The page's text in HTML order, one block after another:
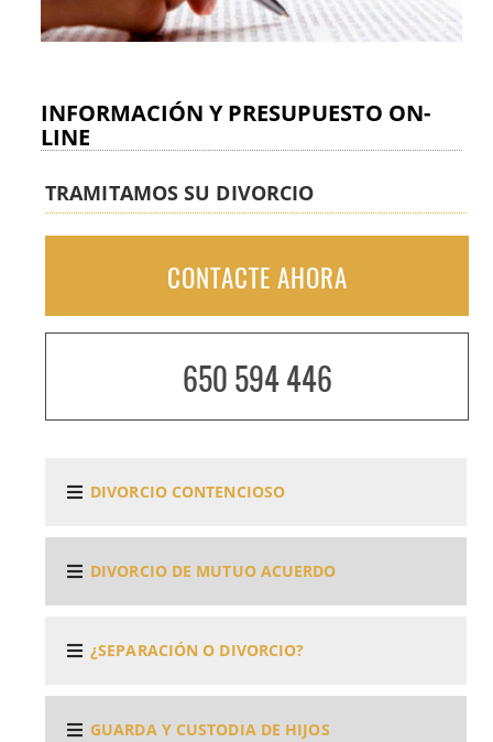
INFORMACIÓN Y PRESUPUESTO ON-
LINE
TRAMITAMOS SU DIVORCIO
CONTACTE AHORA
650 594 446
DIVORCIO CONTENCIOSO
DIVORCIO DE MUTUO ACUERDO
¿SEPARACIÓN O DIVORCIO?
GUARDA Y CUSTODIA DE HIJOS